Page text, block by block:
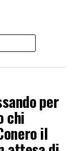
per
chi
il